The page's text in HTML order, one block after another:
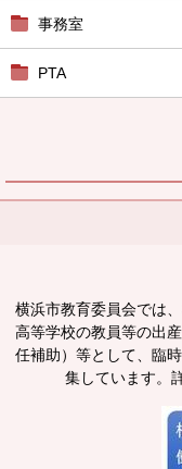
事務室
PTA
横浜市教育委員会では
高等学校の教員等の出
任補助）等として、臨
集しています。